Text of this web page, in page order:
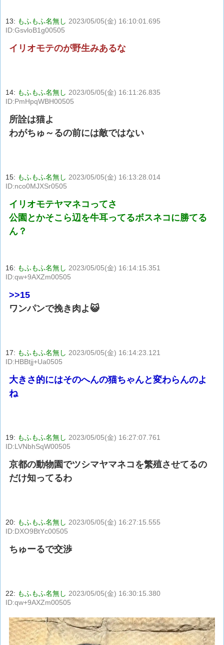
13: もふもふ名無し 2023/05/05(金) 16:10:01.695
ID:GsvloB1g00505
イリオモテのが野生みあるな
14: もふもふ名無し 2023/05/05(金) 16:11:26.835
ID:PmHpqWBH00505
所詮は猫よ
わがちゅ～るの前には敵ではない
15: もふもふ名無し 2023/05/05(金) 16:13:28.014
ID:nco0MJXSr0505
イリオモテヤマネコってさ
公園とかそこら辺を牛耳ってるボスネコに勝てる
ん？
16: もふもふ名無し 2023/05/05(金) 16:14:15.351
ID:qw+9AXZm00505
>>15
ワンパンで挽き肉よ😺
17: もふもふ名無し 2023/05/05(金) 16:14:23.121
ID:HBBtjj+Ua0505
大きさ的にはそのへんの猫ちゃんと変わらんのよ
ね
19: もふもふ名無し 2023/05/05(金) 16:27:07.761
ID:LVNbhSqW00505
京都の動物園でツシマヤマネコを繁殖させてるの
だけ知ってるわ
20: もふもふ名無し 2023/05/05(金) 16:27:15.555
ID:DXO9BtYc00505
ちゅーるで交渉
22: もふもふ名無し 2023/05/05(金) 16:30:15.380
ID:qw+9AXZm00505